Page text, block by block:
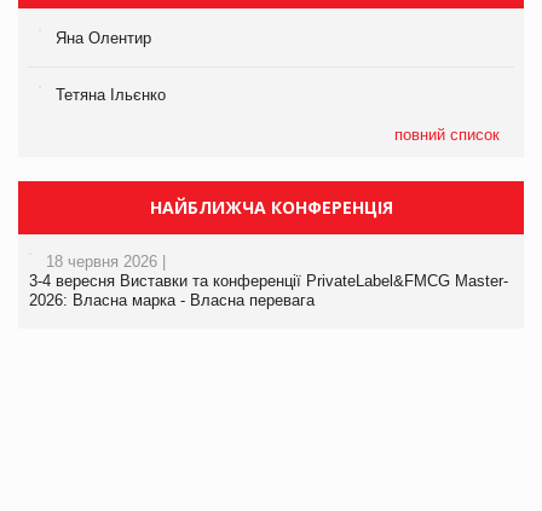
Яна Олентир
Тетяна Ільєнко
повний список
НАЙБЛИЖЧА КОНФЕРЕНЦІЯ
18 червня 2026 |
3-4 вересня Виставки та конференції PrivateLabel&FMCG Master-
2026: Власна марка - Власна перевага